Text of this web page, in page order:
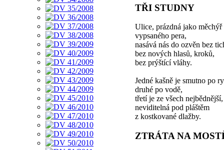
TŘI STUDNY
Ulice, prázdná jako měchýř
vypsaného pera,
nasává nás do ozvěn bez
bez nových hlasů, kroků,
bez prýštící vláhy.
Jedné kašně je smutno po
druhé po vodě,
třetí je ze všech nejbědnější,
neviditelná pod pláštěm
z kostkované dlažby.
ZTRÁTA NA